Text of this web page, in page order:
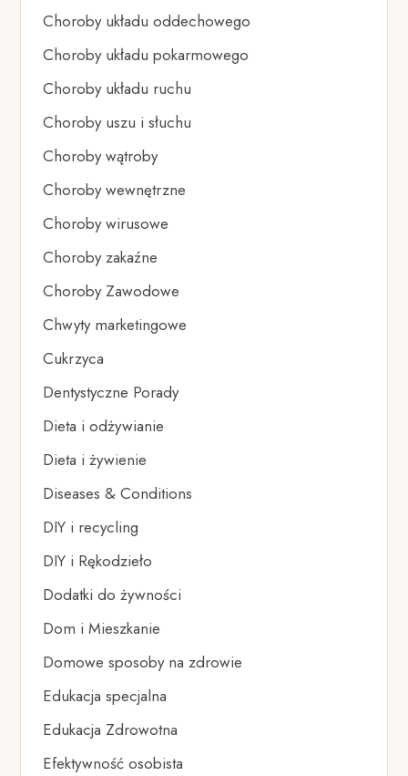
Choroby układu oddechowego
Choroby układu pokarmowego
Choroby układu ruchu
Choroby uszu i słuchu
Choroby wątroby
Choroby wewnętrzne
Choroby wirusowe
Choroby zakaźne
Choroby Zawodowe
Chwyty marketingowe
Cukrzyca
Dentystyczne Porady
Dieta i odżywianie
Dieta i żywienie
Diseases & Conditions
DIY i recycling
DIY i Rękodzieło
Dodatki do żywności
Dom i Mieszkanie
Domowe sposoby na zdrowie
Edukacja specjalna
Edukacja Zdrowotna
Efektywność osobista